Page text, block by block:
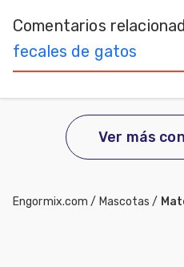
Lechería
Micotoxinas
Porcicultura
Comentarios
fecales de gatos
Ver más
Engormix.com / Mascotas /